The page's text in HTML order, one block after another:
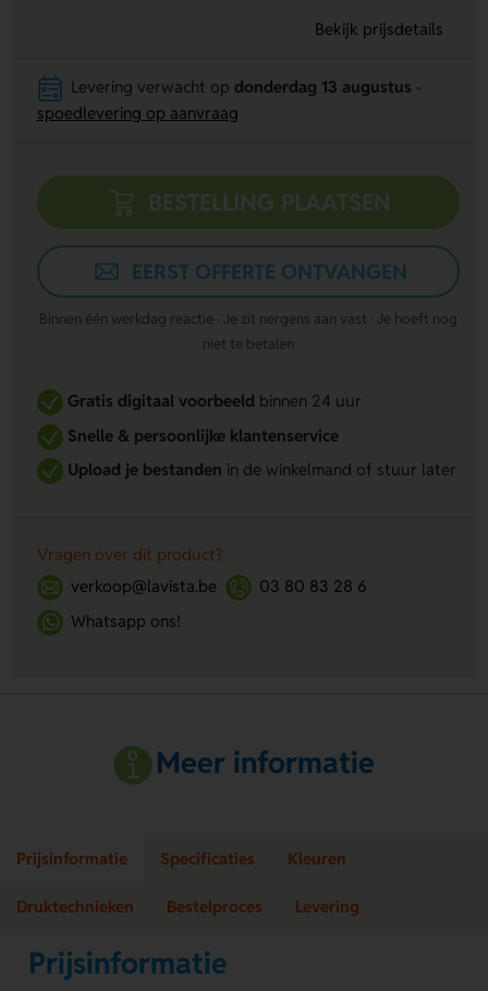
Bekijk prijsdetails
Levering verwacht op donderdag 13 augustus
spoedlevering op aanvraag
BESTELLING PLAATSEN
EERST OFFERTE ONTVANGEN
Binnen één werkdag reactie · Je zit nergens aan vast · Je hoeft nog
niet te betalen
Gratis digitaal voorbeeldbinnen 24 uur
Snelle & persoonlijke klantenservice
Upload je bestanden in de winkelmand of stuur later
Vragen over dit product?
verkoop@lavista.be
03 80 83 28 6
Whatsapp ons!
Meer informatie
Prijsinformatie Specificaties Kleuren
Druktechnieken Bestelproces Levering
Prijsinformatie